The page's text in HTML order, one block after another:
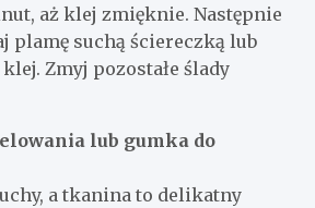
aż klej zmięknie. Następnie
plamę suchą ściereczką lub
Zmyj pozostałe ślady
lub gumka do
a tkanina to delikatny